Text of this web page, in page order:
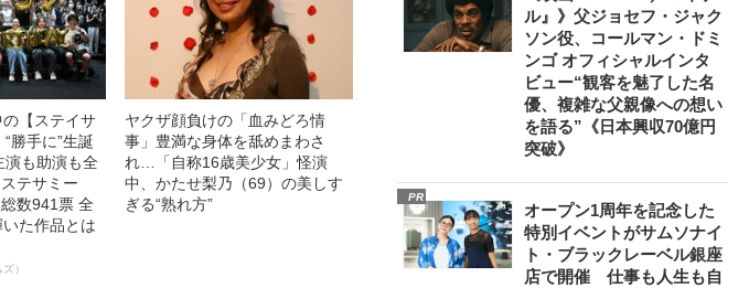
の【ステイサ
勝手に”生誕
演も助演も全
テサミー
数941票 全
た作品とは
）
ヤクザ顔負けの「血みどろ情
事」豊満な身体を舐めまわさ
れ…「自称16歳美少女」怪演
中、かたせ梨乃（69）の美しす
ぎる“熟れ方”
ル』》父ジョセフ・ジャク
ソン役、コールマン・ドミ
ンゴ オフィシャルインタ
ビュー“観客を魅了した名
優、複雑な父親像への想い
を語る”《日本興収70億円
突破》
PR
オープン1周年を記念した
特別イベントがサムソナイ
ト・ブラックレーベル銀座
店で開催 仕事も人生も自